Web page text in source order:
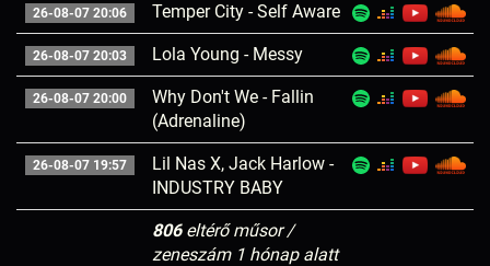
26-08-07 20:06 Temper City - Self Aware
26-08-07 20:03 Lola Young - Messy
26-08-07 20:00
Why Don't We - Fallin
(Adrenaline)
26-08-07 19:57
Lil Nas X, Jack Harlow -
INDUSTRY BABY
806eltérő műsor /
zeneszám 1 hónap alatt